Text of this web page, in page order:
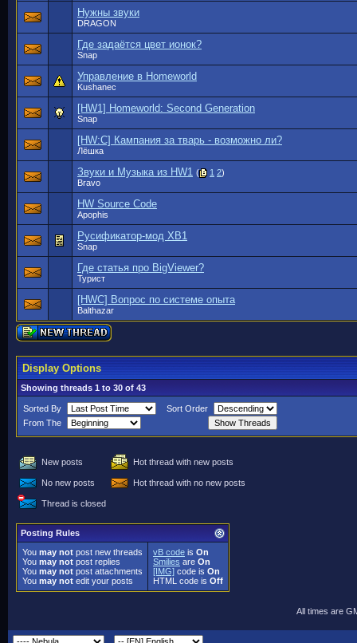
Нужны звуки
DRAGON
Где задаётся цвет ионок?
Snap
Управление в Homeworld
Kushanec
[HW1] Homeworld: Second Generation
Snap
[HW:C] Кампания за тварь - возможно ли?
Лёшка
Звуки и Музыка из HW1 ( 1 2)
Bravo
HW Source Code
Apophis
Русификатор-мод ХВ1
Snap
Где статья про BigViewer?
Турист
[HWC] Вопрос по системе опыта
Balthazar
Display Options
Showing threads 1 to 30 of 43
Sorted By
Sort Order
From The
New posts Hot thread with new posts
No new posts Hot thread with no new posts
Thread is closed
Posting Rules
You may not post new threads
You may not post replies
You may not post attachments
You may not edit your posts
vB code is On
Smilies are On
[IMG] code is On
HTML code is Off
All times are